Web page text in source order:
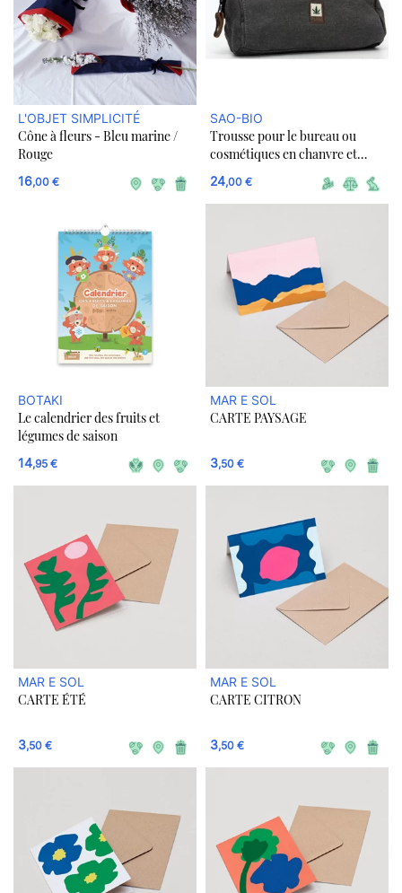
L'OBJET SIMPLICITÉ
Cône à fleurs - Bleu marine /
Rouge
16,00 €
SAO-BIO
Trousse pour le bureau ou
cosmétiques en chanvre et
coton bio - Gris et Noir
24,00 €
BOTAKI
Le calendrier des fruits et
légumes de saison
14,95 €
MAR E SOL
CARTE PAYSAGE
3,50 €
MAR E SOL
CARTE ÉTÉ
3,50 €
MAR E SOL
CARTE CITRON
3,50 €